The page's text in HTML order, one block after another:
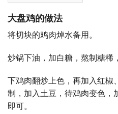
大盘鸡的做法
将切块的鸡肉焯水备用。
炒锅下油，加白糖，熬制糖稀
下鸡肉翻炒上色，再加入红椒
制，加入土豆，待鸡肉变色，
即可。